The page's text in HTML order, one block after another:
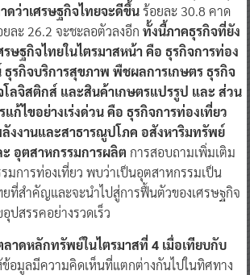
ดว่าเศรษฐกิจไทยจะดีขึ้นร้อยละ 30.8 คาด
ละ 26.2 จะชะลอตัวลงอีก ทั้งนี้ภาคธุรกิจที่ยัง
ษฐกิจไทยในไตรมาสหน้า คือ ธุรกิจการท่อง
ธุรกิจบริการสุขภาพ พืชผลการเกษตร ธุรกิจ
ลจิสติกส์ และสินค้าเกษตรแปรรูป และ ส่วน
ก้ไขอย่างเร่งด่วน คือ ธุรกิจการท่องเที่ยว
งงานและสาธารณูปโภค อสังหาริมทรัพย์
อุตสาหกรรมการผลิต การสอบถามเพิ่มเติม
มการท่องเที่ยว พบว่าเป็นอุตสาหกรรมเป็น
ยที่สำคัญและจะนำไปสู่การฟื้นตัวของเศรษฐกิจ
ปสรรคอย่างรวดเร็ว
าดหลักทรัพย์ในไตรมาสที่ 4 เมื่อเทียบกับ
ข้อมูลมีความคิดเห็นที่แตกต่างกันไปในทิศทาง